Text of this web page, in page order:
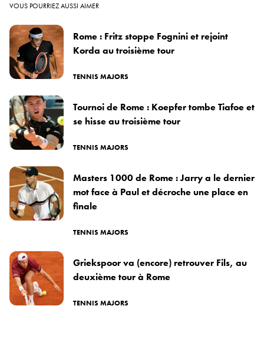
VOUS POURRIEZ AUSSI AIMER
Rome : Fritz stoppe Fognini et rejoint
Korda au troisième tour
TENNIS MAJORS
Tournoi de Rome : Koepfer tombe Tiafoe et
se hisse au troisième tour
TENNIS MAJORS
Masters 1000 de Rome : Jarry a le dernier
mot face à Paul et décroche une place en
finale
TENNIS MAJORS
Griekspoor va (encore) retrouver Fils, au
deuxième tour à Rome
TENNIS MAJORS